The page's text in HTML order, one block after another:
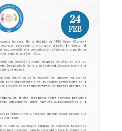
24
FEB